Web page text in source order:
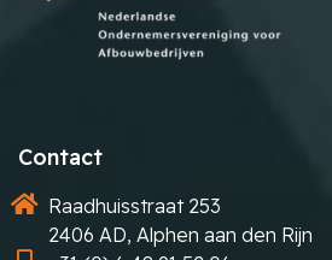
Contact
Raadhuisstraat 253
2406 AD, Alphen aan den Rijn